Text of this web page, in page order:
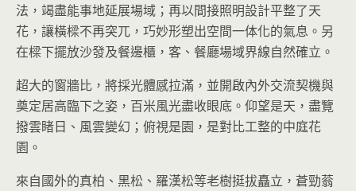
法，竭盡能事地延展場域；再以間接照明設計平整了天
花，讓橫樑不再突兀，巧妙形塑出空間一体化的氣息。另
在樑下擺放沙發及餐邊櫃，客、餐廳場域界線自然確立。
超大的窗牆比，將採光體感拉滿，並開啟內外交流契機與
奠定居高臨下之姿，百米風光盡收眼底。仰望是天，盡覽
撥雲睹日、風雲變幻；俯視是園，是對比工整的中庭花
園。
來自國外的真柏、黑松、羅漢松等老樹挺拔矗立，蒼勁蓊